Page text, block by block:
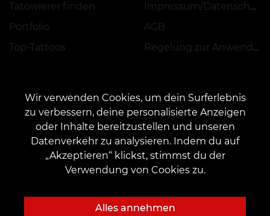
Tätowierer finden
Portfolio
Top-Tattoos
Impressum/Datenschutz
AGB
Regelung zur Anwendung von Aktionen, Rabatten und VEAN COINS
KONTAKT
Kontaktieren Sie uns: customers@vean-tattoo.de
Zusammenarbeit: marketing.veantattoo@gmail.com
Rufen Sie uns an oder mailen Sie uns für eine kostenlose Beratung::
Wir verwenden Cookies, um dein Surferlebnis
zu verbessern, deine personalisierte Anzeigen
oder Inhalte bereitzustellen und unseren
Datenverkehr zu analysieren. Indem du auf
„Akzeptieren“ klickst, stimmst du der
Verwendung von Cookies zu.
Alles annehmen